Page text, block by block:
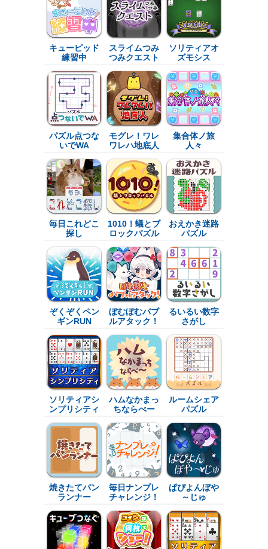
キューピッド
練習中
スライムつみ
つみクエスト
ソリティアオ
ズモシス
パズル点つな
いでWA
モグレ！ワレ
ワレハ地底人
集合体ノ旅
人々
毎日これどこ
探し
1010！蟻とブ
ロックパズル
おえかき迷路
パズル
ぞくぞくペン
ギンRUN
ぼむぼむバブ
ルアタック！
るいるい数字
さがし
ソリティアシ
ンプリシティ
ハムなかまっ
ちならべー
ルームシェア
パズル
焼きたてパン
ランナー
毎日ナンプレ
チャレンジ！
ぱぴよんぼや
～じゅ